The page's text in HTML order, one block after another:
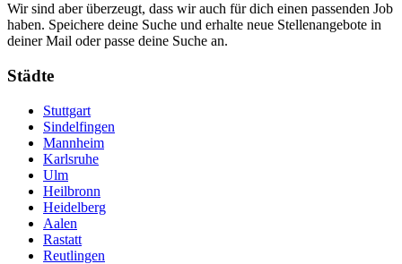
Wir sind aber überzeugt, dass wir auch für dich einen passenden Job
haben. Speichere deine Suche und erhalte neue Stellenangebote in
deiner Mail oder passe deine Suche an.
Städte
Stuttgart
Sindelfingen
Mannheim
Karlsruhe
Ulm
Heilbronn
Heidelberg
Aalen
Rastatt
Reutlingen